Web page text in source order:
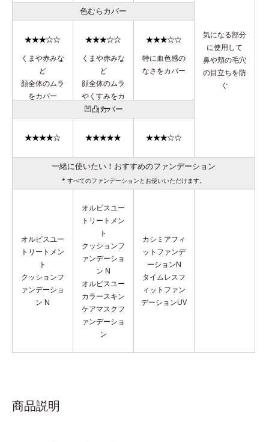
気になる部分
に使用して
鼻や頬の毛穴
の目立ちを防
ぐ
色むらカバー
くまや赤みな
ど
顔全体のムラ
をカバー
くまや赤みな
ど
顔全体のムラ
やくすみをカ
バー
特に血色感の
なさをカバー
凹凸カバー
一緒に使いたい！おすすめのファンデーション
* すべてのファンデーションとお使いいただけます。
オルビスユー
トリートメン
ト
クッションフ
ァンデーショ
ン N
オルビスユー
トリートメン
ト
クッションフ
ァンデーショ
ン N
オルビスユー
カラースキン
ケアマスクフ
ァンデーショ
ン
カシミアフィ
ットファンデ
ーションN
タイムレスフ
ィットファン
デーションUV
商品説明